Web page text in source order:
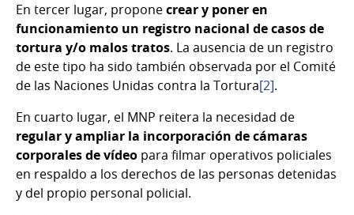
En tercer lugar, proponecrear y poner en
funcionamiento un registro nacional de casos de
tortura y/o malos tratos. La ausencia de un registro
de este tipo ha sido también observada por el Comité
de las Naciones Unidas contra la Tortura[2].
En cuarto lugar, el MNP reitera la necesidad de
regular y ampliar la incorporación de cámaras
corporales de vídeo para filmar operativos policiales
en respaldo a los derechos de las personas detenidas
y del propio personal policial.